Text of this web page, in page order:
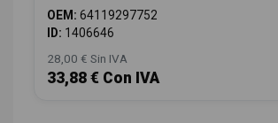
OEM: 64119297752
ID: 1406646
28,00 € Sin IVA
33,88 € Con IVA